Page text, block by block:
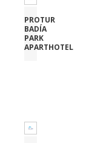
PROTUR
BADÍA
PARK
APARTHOTEL